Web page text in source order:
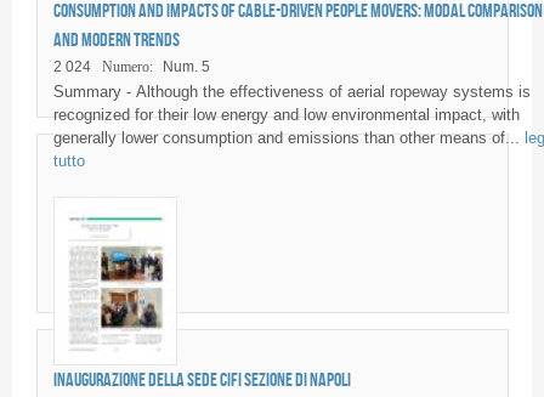
Consumption and impacts of cable-driven People Movers: modal comparison
and modern trends
2 024 Numero: Num. 5
Summary - Although the effectiveness of aerial ropeway systems is
recognized for their low energy and low environmental impact, with
generally lower consumption and emissions than other means of...
tutto
Inaugurazione della Sede CIFI Sezione di Napoli